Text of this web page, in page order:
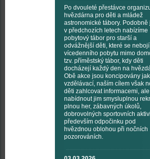
Po dvouleté přestávce
hvězdárna pro děti a mládež
astronomické tábory. Podobně
v předchozích letech nabízíme
pobytový tábor pro starší a
odvážnější děti, které se nebojí
vícedenního pobytu mimo
tzv. příměstský tábor, kdy děti
docházejí každý den na
Obě akce jsou koncipovány
vzdělávací, naším cílem však
děti zahlcovat informacemi, ale
nabídnout jim smysluplnou
plnou her, zábavných úkolů,
dobrovolných sportovních
především odpočinku pod
hvězdnou oblohou při nočních
pozorováních.